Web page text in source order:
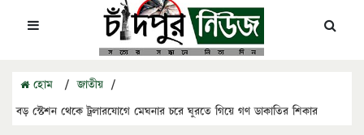
হোম / জাতীয় /
বড় স্টেশন থেকে ট্রলারযোগে মেঘনার চরে ঘুরতে গিয়ে গণ ডাকাতির শিকার